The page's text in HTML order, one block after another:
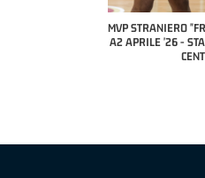
MVP "FRATELLI
DILAS B
MARCO RESTELLI